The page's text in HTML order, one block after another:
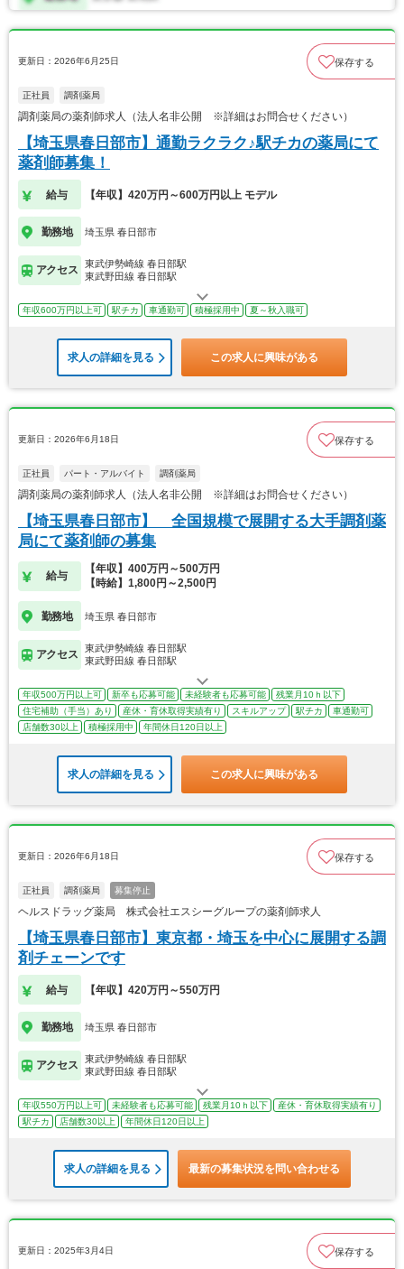
更新日：2026年6月25日 保存する
正社員 調剤薬局
調剤薬局の薬剤師求人（法人名非公開 ※詳細はお問合せください）
【埼玉県春日部市】通勤ラクラク♪駅チカの薬局にて
薬剤師募集！
給与 【年収】420万円～600万円以上 モデル
勤務地 埼玉県 春日部市
アクセス
東武伊勢崎線 春日部駅
東武野田線 春日部駅
年収600万円以上可 駅チカ 車通勤可 積極採用中 夏～秋入職可
求人の詳細を見る この求人に興味がある
更新日：2026年6月18日 保存する
正社員 パート・アルバイト 調剤薬局
調剤薬局の薬剤師求人（法人名非公開 ※詳細はお問合せください）
【埼玉県春日部市】 全国規模で展開する大手調剤薬
局にて薬剤師の募集
給与
【年収】400万円～500万円
【時給】1,800円～2,500円
勤務地 埼玉県 春日部市
アクセス
東武伊勢崎線 春日部駅
東武野田線 春日部駅
年収500万円以上可 新卒も応募可能 未経験者も応募可能
残業月10ｈ以下
住宅補助（手当）あり
産休・育休取得実績有り スキルアップ 駅チカ
車通勤可
店舗数30以上
積極採用中 年間休日120日以上
求人の詳細を見る この求人に興味がある
更新日：2026年6月18日 保存する
正社員 調剤薬局 募集停止
ヘルスドラッグ薬局 株式会社エスシーグループの薬剤師求人
【埼玉県春日部市】東京都・埼玉を中心に展開する調
剤チェーンです
給与 【年収】420万円～550万円
勤務地 埼玉県 春日部市
アクセス
東武伊勢崎線 春日部駅
東武野田線 春日部駅
年収550万円以上可 未経験者も応募可能 残業月10ｈ以下
産休・育休取得実績有り
駅チカ
店舗数30以上 年間休日120日以上
求人の詳細を見る 最新の募集状況を問い合わせる
更新日：2025年3月4日 保存する